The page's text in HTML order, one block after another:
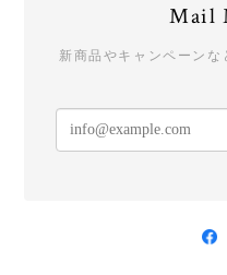
Mail
新商品やキャンペーンな